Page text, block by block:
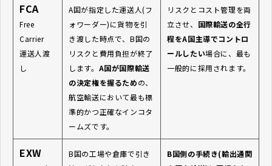
FCA
Free
Carrier
運送人渡
し
A国が指定した運送人(フ
ォワーダー)に貨物を引
き渡した時点で、B国の
リスクと費用負担が終了
します。 A国が国際輸送
の決定権を握るための、
航空輸送において最も標
準的かつ正確なインコタ
ームズです。
リスクとコスト管理を両
立させ、 国際輸送の全行
程をA国主導でコントロ
ールしたい場合に、最も
一般的に採用されます。
EXW
B国の工場や倉庫で引き
B国側の手続き(輸出通関